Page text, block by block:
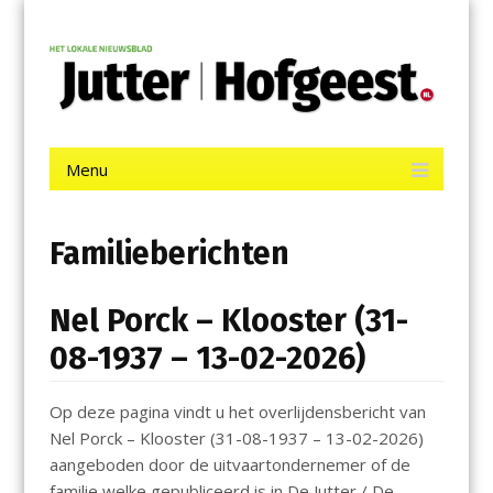
contentJutter | Hofgeest
Menu
Familieberichten
Nel Porck – Klooster (31-
08-1937 – 13-02-2026)
Op deze pagina vindt u het overlijdensbericht van
Nel Porck – Klooster (31-08-1937 – 13-02-2026)
aangeboden door de uitvaartondernemer of de